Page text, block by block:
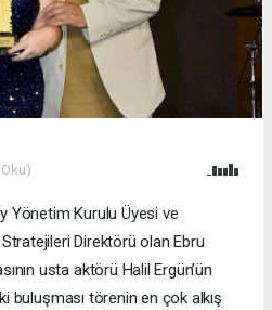
Yönetim Kurulu Üyesi ve
Direktörü olan Ebru
usta aktörü Halil Ergün’ün
buluşması törenin en çok alkış